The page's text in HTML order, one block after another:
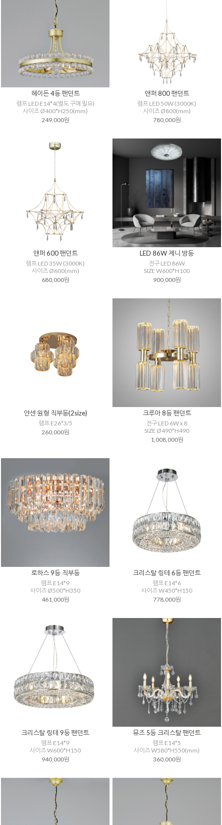
헤이든 4등 팬던트
램프 LED E14*4(별도 구매 필요)
사이즈 Ø400*H250(mm)
249,000원
앤퍼 800 팬던트
램프 LED 50W (3000K)
사이즈 Ø800(mm)
780,000원
앤퍼 600 팬던트
램프 LED 35W (3000K)
사이즈 Ø600(mm)
680,000원
LED 86W 제니 방등
전구 LED 86W
SIZE W600*H100
900,000원
얀센 원형 직부등(2size)
램프 E26*3/5
260,000원
크루아 8등 팬던트
전구 LED 6W x 8
SIZE Ø490*H490
1,008,000원
로하스 9등 직부등
램프 E14*9
사이즈 Ø500*H350
461,000원
크리스탈 링테 6등 팬던트
램프 E14*6
사이즈 W450*H150
778,000원
크리스탈 링테 9등 팬던트
램프 E14*9
사이즈 W600*H150
940,000원
뮤즈 5등 크리스탈 팬던트
램프 E14*5
사이즈 W580*H550(mm)
360,000원